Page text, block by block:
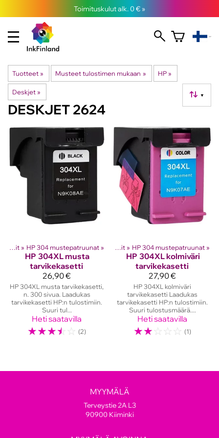
Toimituskulut alk. 0 € »
Tuotteet ‪» Musteet tulostimen mukaan ‪» HP ‪»
Deskjet ‪» ▼
DESKJET 2624
HP mustekasetit ‪» HP 304 mustepatruunat ‪»
HP 304XL musta
tarvikekasetti
26,90 €
HP 304XL musta tarvikekasetti,
n. 300 sivua. Laadukas
tarvikekasetti HP:n tulostimiin.
Suuri tul...
Heti saatavilla
☆☆☆☆ ☆ (2)
kasetit‪» HP mustekasetit ‪» HP 304 mustepatruunat ‪»
HP 304XL kolmiväri
tarvikekasetti
27,90 €
HP 304XL kolmiväri
tarvikekasetti Laadukas
tarvikekasetti HP:n tulostimiin.
Suuri tulostusmäärä....
Heti saatavilla
☆☆☆ ☆ ☆ (1)
MYYMÄLÄ
Terveystie 2A L3
90900 Kiiminki